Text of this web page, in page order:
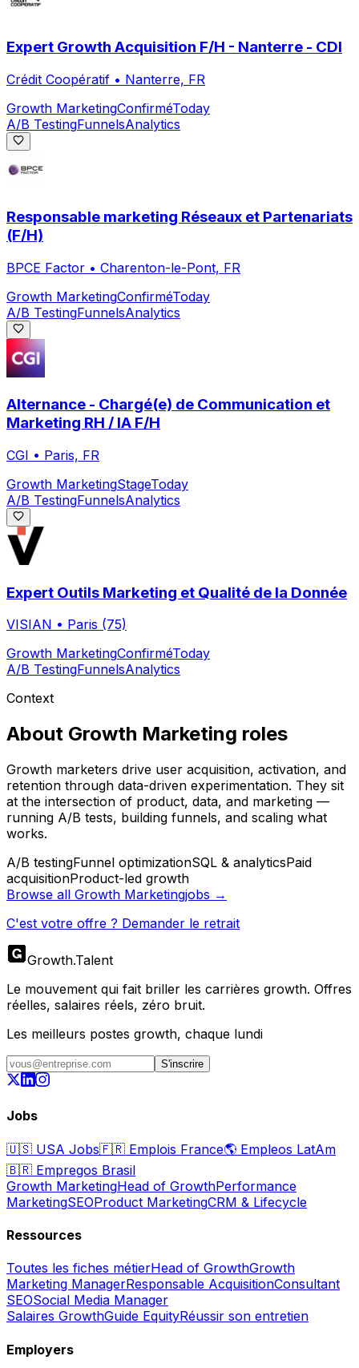
Expert Growth Acquisition F/H - Nanterre - CDI
Crédit Coopératif • Nanterre, FR
Growth MarketingConfirméToday
A/B TestingFunnelsAnalytics
Responsable marketing Réseaux et Partenariats
(F/H)
BPCE Factor • Charenton-le-Pont, FR
Growth MarketingConfirméToday
A/B TestingFunnelsAnalytics
Alternance - Chargé(e) de Communication et
Marketing RH / IA F/H
CGI • Paris, FR
Growth MarketingStageToday
A/B TestingFunnelsAnalytics
Expert Outils Marketing et Qualité de la Donnée
VISIAN • Paris (75)
Growth MarketingConfirméToday
A/B TestingFunnelsAnalytics
Context
About Growth Marketing roles
Growth marketers drive user acquisition, activation, and
retention through data-driven experimentation. They sit
at the intersection of product, data, and marketing —
running A/B tests, building funnels, and scaling what
works.
A/B testingFunnel optimizationSQL & analyticsPaid
acquisitionProduct-led growth
Browse all Growth Marketingjobs →
C'est votre offre ? Demander le retrait
Growth.Talent
Le mouvement qui fait briller les carrières growth. Offres
réelles, salaires réels, zéro bruit.
Les meilleurs postes growth, chaque lundi
S'inscrire
Jobs
🇺🇸 USA Jobs🇫🇷 Emplois France🌎 Empleos LatAm
🇧🇷 Empregos Brasil
Growth MarketingHead of GrowthPerformance
MarketingSEOProduct MarketingCRM & Lifecycle
Ressources
Toutes les fiches métierHead of GrowthGrowth
Marketing ManagerResponsable AcquisitionConsultant
SEOSocial Media Manager
Salaires GrowthGuide EquityRéussir son entretien
Employers